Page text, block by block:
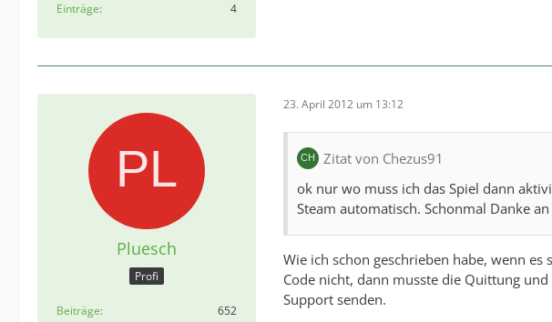
Einträge
4
Pluesch
Profi
Beiträge
652
23. April 2012 um 13:12
Zitat von Chezus91
ok nur wo muss ich das Spiel dann
Steam automatisch. Schonmal Danke
Wie ich schon geschrieben habe, wenn
Code nicht, dann musste die Quittung
Support senden.